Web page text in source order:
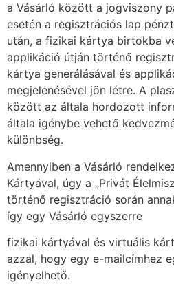
a Vásárló között a jogviszony
esetén a regisztrációs lap
után, a fizikai kártya birtokba
applikáció útján történő
kártya generálásával és
megjelenésével jön létre. A
között az általa hordozott
általa igénybe vehető
különbség.
Amennyiben a Vásárló
Kártyával, úgy a „Privát
történő regisztráció során
így egy Vásárló egyszerre
fizikai kártyával és virtuális
azzal, hogy egy e-mailcímhez
igényelhető.